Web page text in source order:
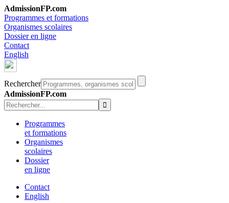
AdmissionFP.com
Programmes et formations
Organismes scolaires
Dossier en ligne
Contact
English
Rechercher
AdmissionFP.com
Programmes
et formations
Organismes
scolaires
Dossier
en ligne
Contact
English